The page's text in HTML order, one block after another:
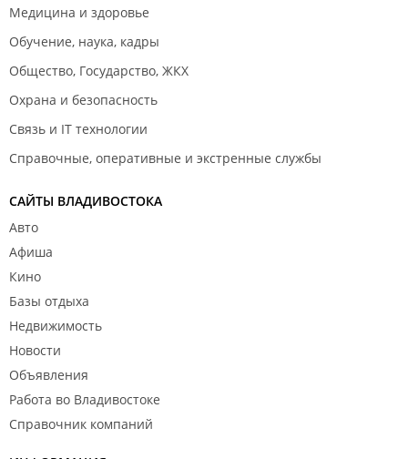
Медицина и здоровье
Обучение, наука, кадры
Общество, Государство, ЖКХ
Охрана и безопасность
Связь и IT технологии
Справочные, оперативные и экстренные службы
САЙТЫ ВЛАДИВОСТОКА
Авто
Афиша
Кино
Базы отдыха
Недвижимость
Новости
Объявления
Работа во Владивостоке
Справочник компаний